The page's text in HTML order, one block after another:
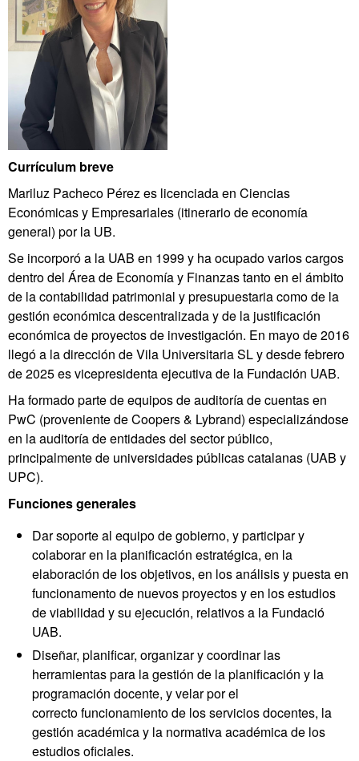
Currículum breve
Mariluz Pacheco Pérez es licenciada en Ciencias
Económicas y Empresariales (itinerario de economía
general) por la UB.
Se incorporó a la UAB en 1999 y ha ocupado varios cargos
dentro del Área de Economía y Finanzas tanto en el ámbito
de la contabilidad patrimonial y presupuestaria como de la
gestión económica descentralizada y de la justificación
económica de proyectos de investigación. En mayo de 2016
llegó a la dirección de Vila Universitaria SL y desde febrero
de 2025 es vicepresidenta ejecutiva de la Fundación UAB.
Ha formado parte de equipos de auditoría de cuentas en
PwC (proveniente de Coopers & Lybrand) especializándose
en la auditoría de entidades del sector público,
principalmente de universidades públicas catalanas (UAB y
UPC).
Funciones generales
Dar soporte al equipo de gobierno, y participar y
colaborar en la planificación estratégica, en la
elaboración de los objetivos, en los análisis y puesta en
funcionamento de nuevos proyectos y en los estudios
de viabilidad y su ejecución, relativos a la Fundació
UAB.
Diseñar, planificar, organizar y coordinar las
herramientas para la gestión de la planificación y la
programación docente, y velar por el
correcto funcionamiento de los servicios docentes, la
gestión académica y la normativa académica de los
estudios oficiales.